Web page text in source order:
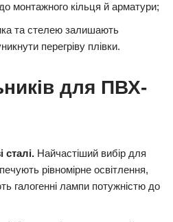
монтажного кільця й арматури;
та стелею залишають
перегріву плівки.
для ПВХ-
сталі. Найчастіший вибір для
рівномірне освітлення,
галогенні лампи потужністю до